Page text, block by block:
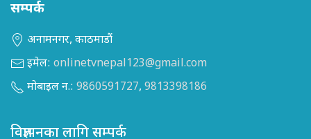
सम्पर्क
अनामनगर, काठमाडौं
इमेल: onlinetvnepal123@gmail.com
मोबाइल न.: 9860591727, 9813398186
विज्ञापनका लागि सम्पर्क